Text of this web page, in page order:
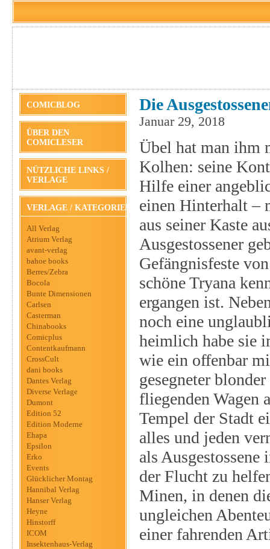
COMICBLOG
ÜBER DEN
COMICLESER
NÜTZLICHE LINKS /
VERLAGE
VERLAGE / KATEGORIEN
All Verlag
Atrium Verlag
avant-verlag
bahoe books
Berres/Zebra
Bocola
Bunte Dimensionen
Carlsen
Casterman
Chinabooks
Comicplus
Contentkaufmann
CrossCult
dani books
Dantes Verlag
Diverse Verlage
Dumont
Edition 52
Edition Moderne
Ehapa
Epsilon
Erko
Events
Glücklicher Montag
Hannibal Verlag
Hanser Verlag
Heyne
Hinstorff
ICOM
Insektenhaus-Verlag
Die
Januar 29, 2018
Übel hat man ihm
Kolhen: seine
Hilfe einer
einen Hinterhalt –
aus seiner Kaste
Ausgestossener
Gefängnisfeste
schöne Tryana
ergangen ist.
noch eine
heimlich habe sie
wie ein offenbar
gesegneter
fliegenden Wagen
Tempel der Stadt
alles und jeden
als
der Flucht zu
Minen, in denen
ungleichen
einer fahrenden